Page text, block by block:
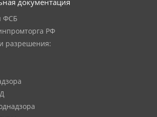
документация
ФСБ
РФ
разрешения: